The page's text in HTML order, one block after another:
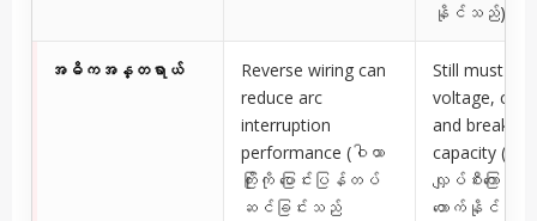
နိုင်သည်)
အဓိကအန္တရာယ်
Reverse wiring can
reduce arc
interruption
performance (ဝါယာ
ကြိုးကို ပြောင်းပြန်တပ်
ဆင်ခြင်းသည်
Still must
voltage,
and breaking
capacity (ဗို့အ
လျှပ်စီးကြောင်
တောက်နိုင်စွမ်းအ